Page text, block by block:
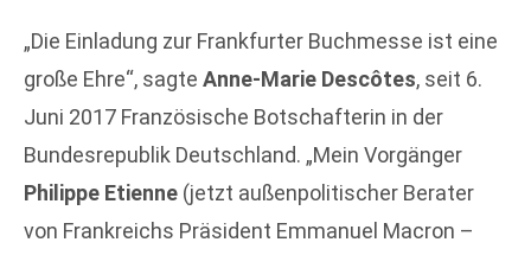
„Die Einladung zur Frankfurter Buchmesse ist eine
große Ehre“, sagte Anne-Marie Descôtes, seit 6.
Juni 2017 Französische Botschafterin in der
Bundesrepublik Deutschland. „Mein Vorgänger
Philippe Etienne (jetzt außenpolitischer Berater
von Frankreichs Präsident Emmanuel Macron –